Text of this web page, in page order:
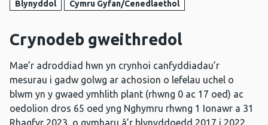
Blynyddol Cymru Gyfan/Cenedlaethol
Crynodeb gweithredol
Mae’r adroddiad hwn yn crynhoi canfyddiadau’r
mesurau i gadw golwg ar achosion o lefelau uchel o
blwm yn y gwaed ymhlith plant (rhwng 0 ac 17 oed) ac
oedolion dros 65 oed yng Nghymru rhwng 1 Ionawr a 31
Rhagfyr 2023, o gymharu â’r blynyddoedd 2017 i 2022